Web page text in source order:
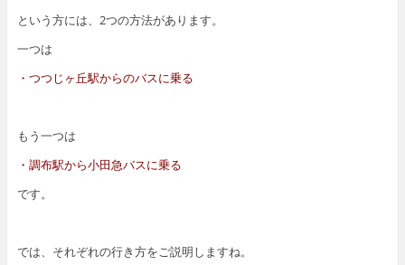
という方には、2つの方法があります。
一つは
・つつじヶ丘駅からのバスに乗る
もう一つは
・調布駅から小田急バスに乗る
です。
では、それぞれの行き方をご説明しますね。